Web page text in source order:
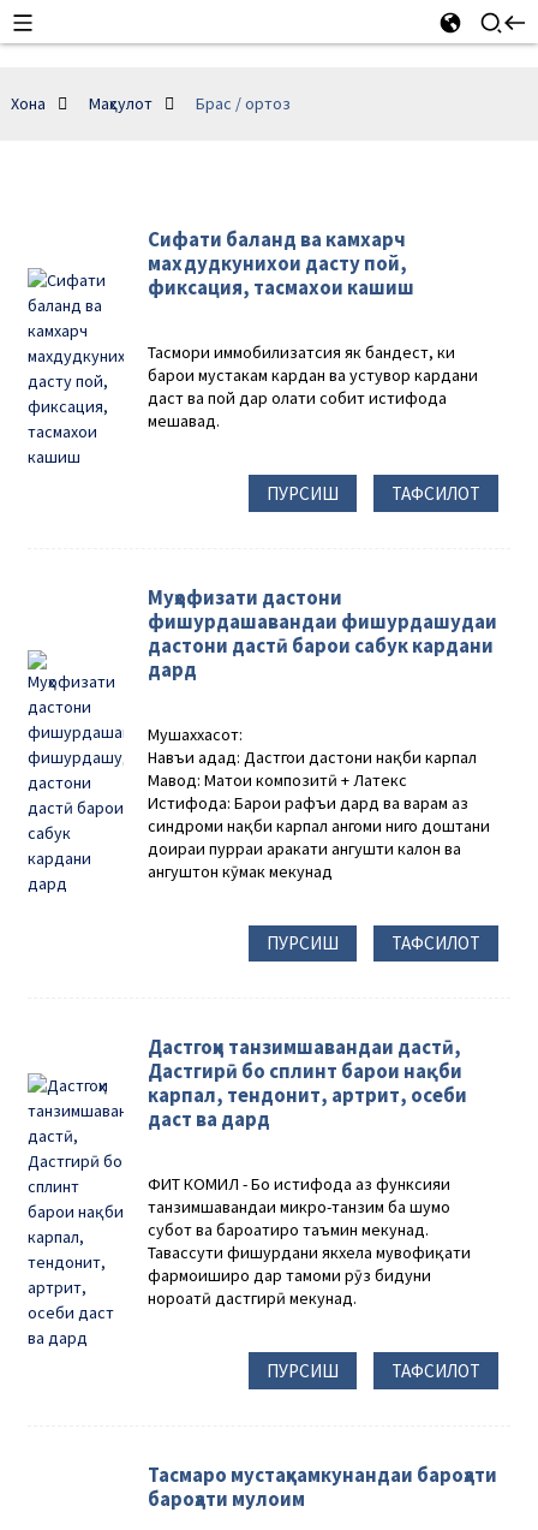
Хона Маҳсулот Брас / ортоз
Сифати баланд ва камхарч
махдудкунихои дасту пой,
фиксация, тасмахои кашиш
Тасмори иммобилизатсия як бандест, ки
барои мустаҳкам кардан ва устувор кардани
даст ва пой дар ҳолати собит истифода
мешавад.
ПУРСИШ ТАФСИЛОТ
Муҳофизати дастони
фишурдашавандаи фишурдашудаи
дастони дастӣ барои сабук кардани
дард
Мушаххасот:
Навъи адад: Дастгоҳи дастони нақби карпал
Мавод: Матои композитӣ + Латекс
Истифода: Барои рафъи дард ва варам аз
синдроми нақби карпал ҳангоми нигоҳ доштани
доираи пурраи ҳаракати ангушти калон ва
ангуштон кӯмак мекунад
ПУРСИШ ТАФСИЛОТ
Дастгоҳи танзимшавандаи дастӣ,
Дастгирӣ бо сплинт барои нақби
карпал, тендонит, артрит, осеби
даст ва дард
ФИТ КОМИЛ - Бо истифода аз функсияи
танзимшавандаи микро-танзим ба шумо
субот ва бароҳатиро таъмин мекунад.
Тавассути фишурдани якхела мувофиқати
фармоиширо дар тамоми рӯз бидуни
нороҳатӣ дастгирӣ мекунад.
ПУРСИШ ТАФСИЛОТ
Тасмаро мустаҳкамкунандаи бароҳати
бароҳати мулоим